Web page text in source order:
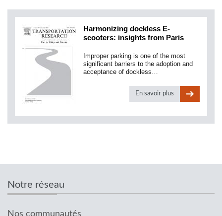
Harmonizing dockless E-
scooters: insights from Paris
Improper parking is one of the most
significant barriers to the adoption and
acceptance of dockless…
En savoir plus
Notre réseau
Nos communautés